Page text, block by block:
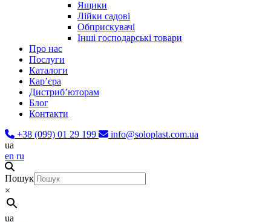
Ящики
Лійки садові
Обприскувачі
Інші господарські товари
Про нас
Послуги
Каталоги
Карʼєра
Дистриб’юторам
Блог
Контакти
+38 (099) 01 29 199
info@soloplast.com.ua
ua
en ru
Пошук
×
ua